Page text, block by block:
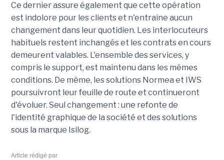
Ce dernier assure également que cette opération
est indolore pour les clients et n'entraîne aucun
changement dans leur quotidien. Les interlocuteurs
habituels restent inchangés et les contrats en cours
demeurent valables. L'ensemble des services, y
compris le support, est maintenu dans les mêmes
conditions. De même, les solutions Normea et IWS
poursuivront leur feuille de route et continueront
d'évoluer. Seul changement : une refonte de
l'identité graphique de la société et des solutions
sous la marque Isilog.
Article rédigé par